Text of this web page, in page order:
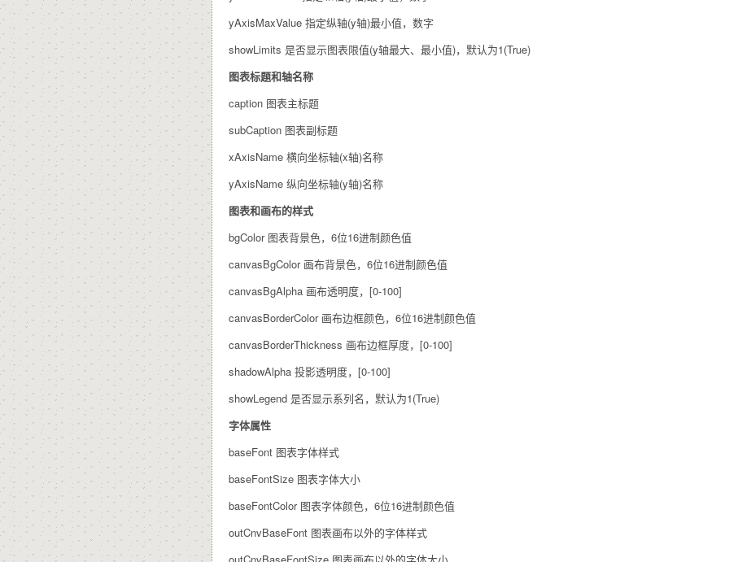
yAxisMaxValue 指定纵轴(y轴)最小值，数字
showLimits 是否显示图表限值(y轴最大、最小值)，默认为1(True)
图表标题和轴名称
caption 图表主标题
subCaption 图表副标题
xAxisName 横向坐标轴(x轴)名称
yAxisName 纵向坐标轴(y轴)名称
图表和画布的样式
bgColor 图表背景色，6位16进制颜色值
canvasBgColor 画布背景色，6位16进制颜色值
canvasBgAlpha 画布透明度，[0-100]
canvasBorderColor 画布边框颜色，6位16进制颜色值
canvasBorderThickness 画布边框厚度，[0-100]
shadowAlpha 投影透明度，[0-100]
showLegend 是否显示系列名，默认为1(True)
字体属性
baseFont 图表字体样式
baseFontSize 图表字体大小
baseFontColor 图表字体颜色，6位16进制颜色值
outCnvBaseFont 图表画布以外的字体样式